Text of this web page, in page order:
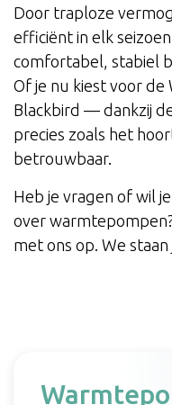
Door traploze
efficiënt in elk
comfortabel, stabiel
Of je nu kiest voor
Blackbird — dankzij
precies zoals het
betrouwbaar.
Heb je vragen of wil
over
met ons op. We